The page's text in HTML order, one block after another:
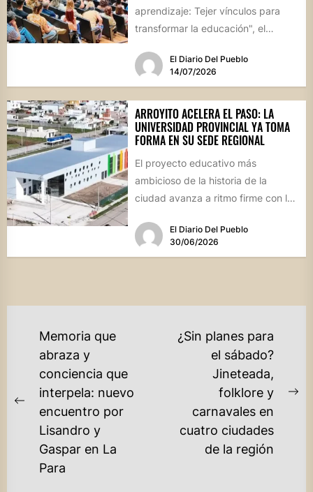
aprendizaje: Tejer vínculos para
transformar la educación", el
El Diario Del Pueblo
14/07/2026
ARROYITO ACELERA EL PASO: LA
UNIVERSIDAD PROVINCIAL YA TOMA
FORMA EN SU SEDE REGIONAL
El proyecto educativo más
ambicioso de la historia de la
ciudad avanza a ritmo firme con la
El Diario Del Pueblo
30/06/2026
NAVEGACIÓN
ENTRADAS
Previous
post:
Memoria que
abraza y
conciencia que
interpela: nuevo
encuentro por
Lisandro y
Gaspar en La
Para
¿Sin planes para
el sábado?
Jineteada,
folklore y
carnavales en
cuatro ciudades
de la región